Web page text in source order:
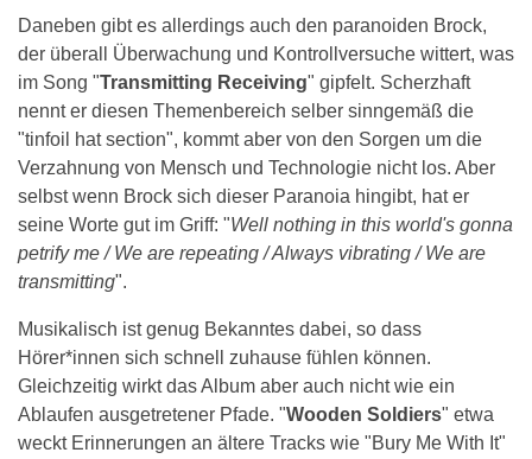
Daneben gibt es allerdings auch den paranoiden Brock,
der überall Überwachung und Kontrollversuche wittert, was
im Song "Transmitting Receiving" gipfelt. Scherzhaft
nennt er diesen Themenbereich selber sinngemäß die
"tinfoil hat section", kommt aber von den Sorgen um die
Verzahnung von Mensch und Technologie nicht los. Aber
selbst wenn Brock sich dieser Paranoia hingibt, hat er
seine Worte gut im Griff: "Well nothing in this world's gonna
petrify me / We are repeating / Always vibrating / We are
transmitting".
Musikalisch ist genug Bekanntes dabei, so dass
Hörer*innen sich schnell zuhause fühlen können.
Gleichzeitig wirkt das Album aber auch nicht wie ein
Ablaufen ausgetretener Pfade. "Wooden Soldiers" etwa
weckt Erinnerungen an ältere Tracks wie "Bury Me With It"